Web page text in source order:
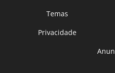
Temas
Privacidade